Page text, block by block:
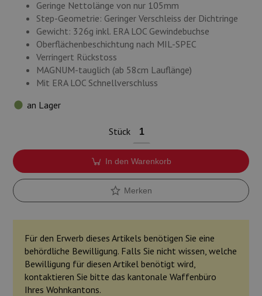
Geringe Nettolänge von nur 105mm
Step-Geometrie: Geringer Verschleiss der Dichtringe
Gewicht: 326g inkl. ERA LOC Gewindebuchse
Oberflächenbeschichtung nach MIL-SPEC
Verringert Rückstoss
MAGNUM-tauglich (ab 58cm Lauflänge)
Mit ERA LOC Schnellverschluss
an Lager
Stück
In den Warenkorb
Merken
Für den Erwerb dieses Artikels benötigen Sie eine
behördliche Bewilligung. Falls Sie nicht wissen, welche
Bewilligung für diesen Artikel benötigt wird,
kontaktieren Sie bitte das kantonale Waffenbüro
Ihres Wohnkantons.